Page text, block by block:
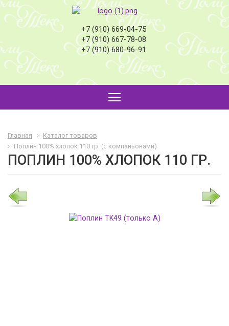
+7 (910) 669-04-75
+7 (910) 667-78-08
+7 (910) 680-96-91
Главная
Каталог товаров
Поплин 100% хлопок 110 гр. (с компаньонами)
ПОПЛИН 100% ХЛОПОК 110 ГР.